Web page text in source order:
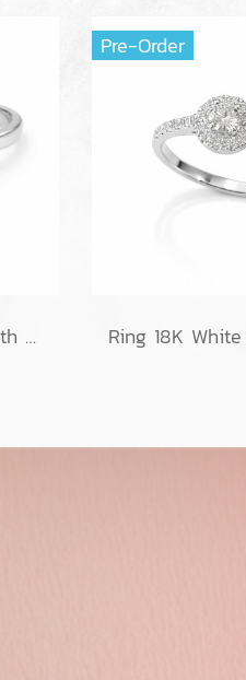
Ring 18K White gold with Round Diamond
Pre-Order